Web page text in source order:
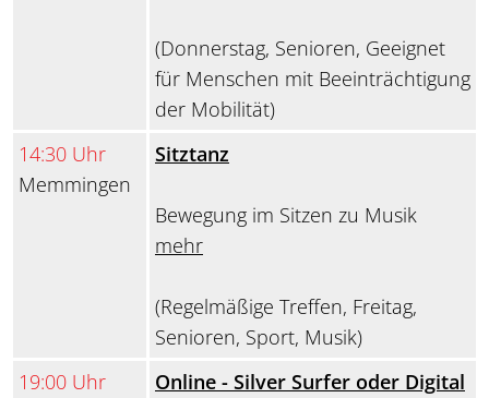
(Donnerstag, Senioren, Geeignet
für Menschen mit Beeinträchtigung
der Mobilität)
14:30 Uhr
Memmingen
Sitztanz
Bewegung im Sitzen zu Musik
mehr
(Regelmäßige Treffen, Freitag,
Senioren, Sport, Musik)
19:00 Uhr
Online - Silver Surfer oder Digital